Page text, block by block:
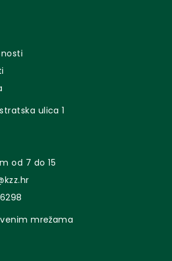
ulica 1
od 7 do 15
mrežama